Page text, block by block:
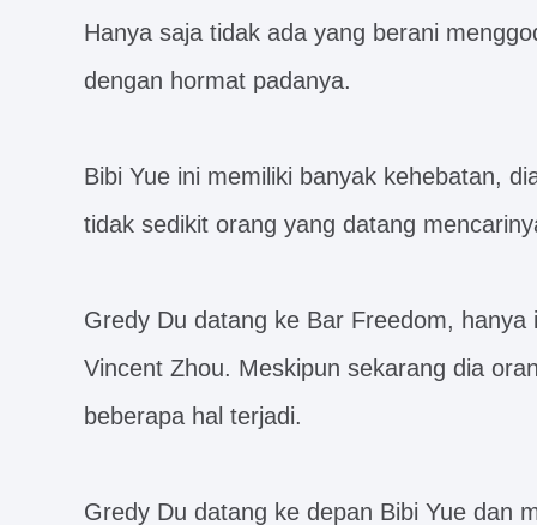
Hanya saja tidak ada yang berani
dengan hormat padanya.
Bibi Yue ini memiliki banyak kehebatan,
tidak sedikit orang yang datang
Gredy Du datang ke Bar Freedom,
Vincent Zhou. Meskipun sekarang dia
beberapa hal terjadi.
Gredy Du datang ke depan Bibi Yue dan